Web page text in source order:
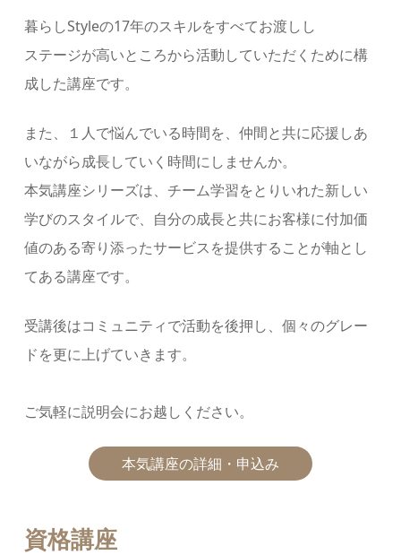
暮らしStyleの17年のスキルをすべてお渡しし
ステージが高いところから活動していただくために構
成した講座です。
また、１人で悩んでいる時間を、仲間と共に応援しあ
いながら成長していく時間にしませんか。
本気講座シリーズは、チーム学習をとりいれた新しい
学びのスタイルで、自分の成長と共にお客様に付加価
値のある寄り添ったサービスを提供することが軸とし
てある講座です。
受講後はコミュニティで活動を後押し、個々のグレー
ドを更に上げていきます。
ご気軽に説明会にお越しください。
本気講座の詳細・申込み
資格講座